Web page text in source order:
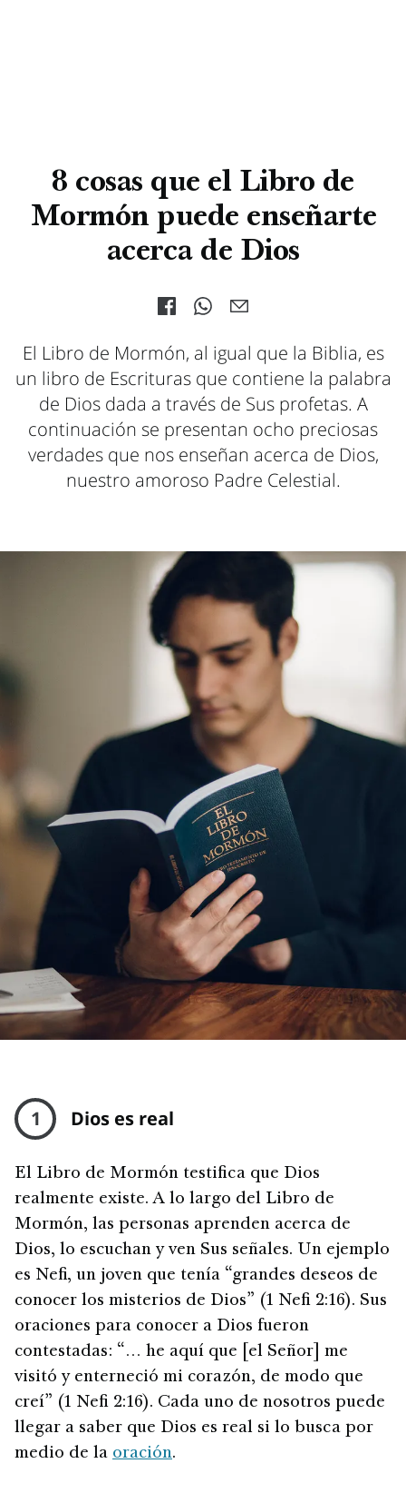
8 cosas que el Libro de
Mormón puede enseñarte
acerca de Dios
El Libro de Mormón, al igual que la Biblia, es
un libro de Escrituras que contiene la palabra
de Dios dada a través de Sus profetas. A
continuación se presentan ocho preciosas
verdades que nos enseñan acerca de Dios,
nuestro amoroso Padre Celestial.
1 Dios es real
El Libro de Mormón testifica que Dios
realmente existe. A lo largo del Libro de
Mormón, las personas aprenden acerca de
Dios, lo escuchan y ven Sus señales. Un ejemplo
es Nefi, un joven que tenía “grandes deseos de
conocer los misterios de Dios” (1 Nefi 2:16). Sus
oraciones para conocer a Dios fueron
contestadas: “… he aquí que [el Señor] me
visitó y enterneció mi corazón, de modo que
creí” (1 Nefi 2:16). Cada uno de nosotros puede
llegar a saber que Dios es real si lo busca por
medio de la oración.